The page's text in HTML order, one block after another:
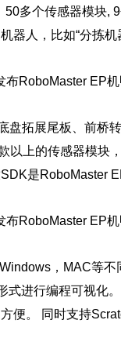
多个传感器模块,
人，比如“分拣机
盘拓展尾板、前桥
以上的传感器模块
是RoboMaster
，MAC等
式进行编程可视化
便。 同时支持